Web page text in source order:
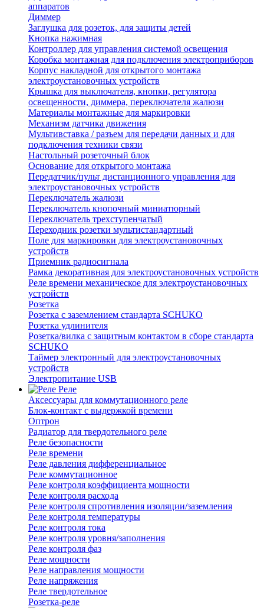
аппаратов
Диммер
Заглушка для розеток, для защиты детей
Кнопка нажимная
Контроллер для управления системой освещения
Коробка монтажная для подключения электроприборов
Корпус накладной для открытого монтажа
электроустановочных устройств
Крышка для выключателя, кнопки, регулятора
освещенности, диммера, переключателя жалюзи
Материалы монтажные для маркировки
Механизм датчика движения
Мультивставка / разъем для передачи данных и для
подключения техники связи
Настольный розеточный блок
Основание для открытого монтажа
Передатчик/пульт дистанционного управления для
электроустановочных устройств
Переключатель жалюзи
Переключатель кнопочный миниатюрный
Переключатель трехступенчатый
Переходник розетки мультистандартный
Поле для маркировки для электроустановочных
устройств
Приемник радиосигнала
Рамка декоративная для электроустановочных устройств
Реле времени механическое для электроустановочных
устройств
Розетка
Розетка с заземлением стандарта SCHUKO
Розетка удлинителя
Розетка/вилка с защитным контактом в сборе стандарта
SCHUKO
Таймер электронный для электроустановочных
устройств
Электропитание USB
Реле
Аксессуары для коммутационного реле
Блок-контакт с выдержкой времени
Оптрон
Радиатор для твердотельного реле
Реле безопасности
Реле времени
Реле давления дифференциальное
Реле коммутационное
Реле контроля коэффициента мощности
Реле контроля расхода
Реле контроля спротивления изоляции/заземления
Реле контроля температуры
Реле контроля тока
Реле контроля уровня/заполнения
Реле контроля фаз
Реле мощности
Реле направления мощности
Реле напряжения
Реле твердотельное
Розетка-реле